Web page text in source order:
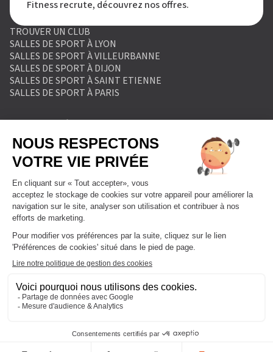
Fitness recrute, découvrez nos offres.
TROUVER UN CLUB
SALLES DE SPORT À LYON
SALLES DE SPORT À VILLEURBANNE
SALLES DE SPORT À DIJON
SALLES DE SPORT À SAINT ETIENNE
SALLES DE SPORT À PARIS
MENTIONS LÉGALES
POLITIQUE DE PROTECTION DES DONNÉES
POLITIQUE COOKIES
CONDITIONS GÉNÉRALES DE VENTE
FORMULAIRE DE RETRACTATION
FORMULAIRE DE RÉSILIATION
FORMULE ABONNEMENT
BLOG
DEVENIR FRANCHISÉ
NOUS CONTACTER
PLAN DU SITE
Tous droits réservés l'Appart Fitness Enseigne de Fitnessa Group